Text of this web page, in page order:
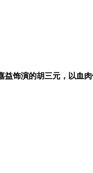
益饰演的胡三元，以血